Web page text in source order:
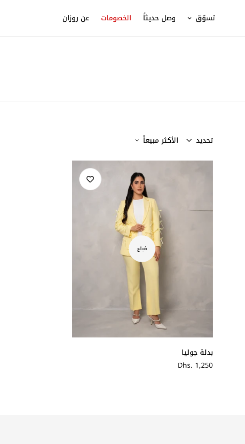
تسوّق وصل حديثاً الخصومات عن روزان
تحديد الأكثر مبيعاً
مُباع
بدلة جوليا
سعر
Dhs. 1,250